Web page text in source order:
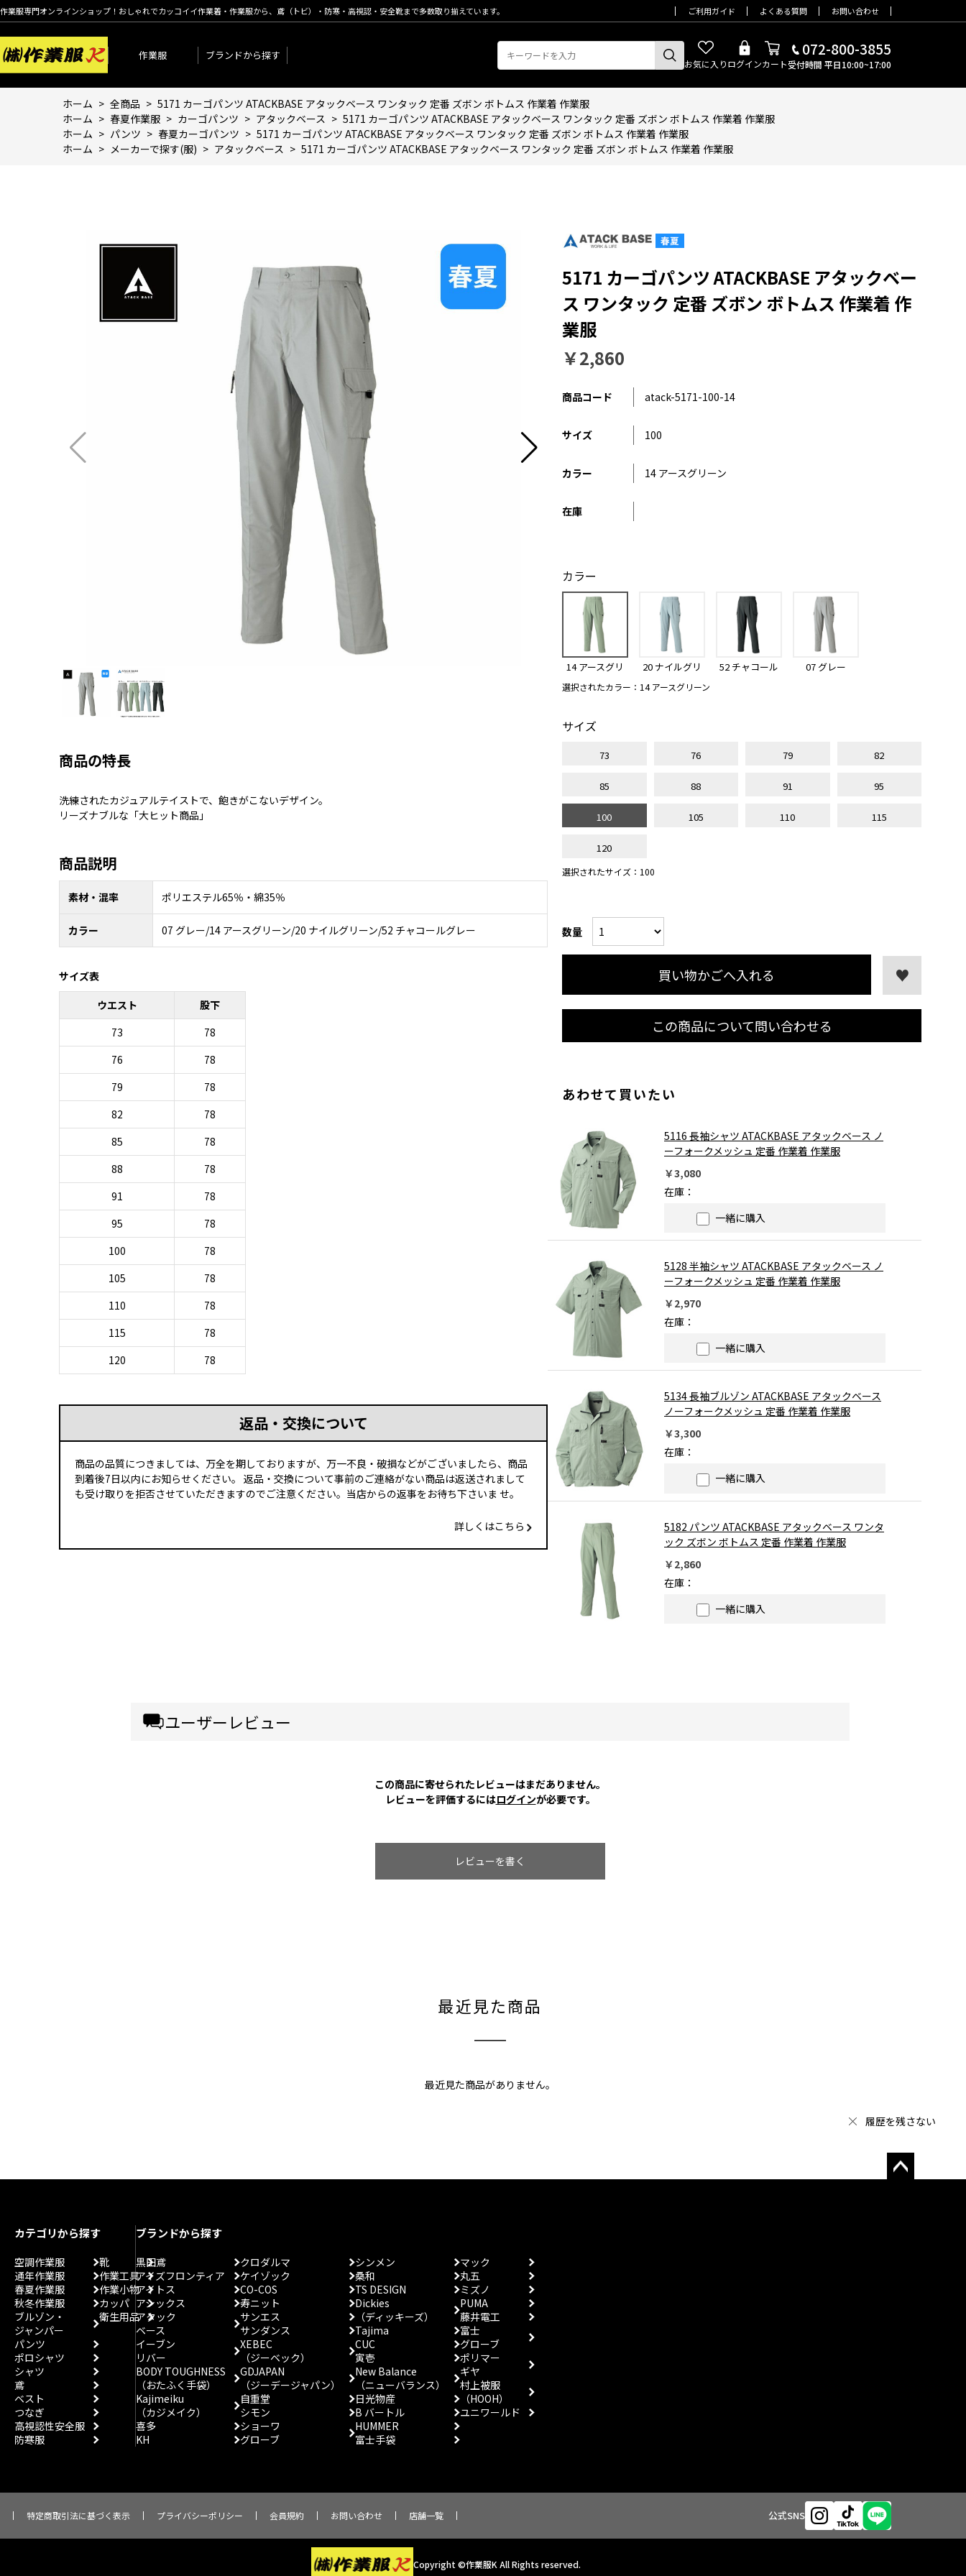
作業服専門オンラインショップ！おしゃれでカッコイイ作業着・作業服から、鳶（トビ）・防寒・高視認・安全靴まで多数取り揃えています。 ご利用ガイド よくある質問 お問い合わせ
作業服 ブランドから探す
お気に入りログインカート
072-800-3855
受付時間 平日10:00~17:00
ホーム > 全商品 > 5171 カーゴパンツ ATACKBASE アタックベース ワンタック 定番 ズボン ボトムス 作業着 作業服
ホーム > 春夏作業服 > カーゴパンツ > アタックベース > 5171 カーゴパンツ ATACKBASE アタックベース ワンタック 定番 ズボン ボトムス 作業着 作業服
ホーム > パンツ > 春夏カーゴパンツ > 5171 カーゴパンツ ATACKBASE アタックベース ワンタック 定番 ズボン ボトムス 作業着 作業服
ホーム > メーカーで探す(服) > アタックベース > 5171 カーゴパンツ ATACKBASE アタックベース ワンタック 定番 ズボン ボトムス 作業着 作業服
商品の特長
洗練されたカジュアルテイストで、飽きがこないデザイン。
リーズナブルな「大ヒット商品」
商品説明
素材・混率 ポリエステル65％・綿35％
カラー 07 グレー/14 アースグリーン/20 ナイルグリーン/52 チャコールグレー
サイズ表
ウエスト
股下
73
78
76
78
79
78
82
78
85
78
88
78
91
78
95
78
100
78
105
78
110
78
115
78
120
78
返品・交換について
商品の品質につきましては、万全を期しておりますが、万一不良・破損などがございましたら、商品
到着後7日以内にお知らせください。 返品・交換について事前のご連絡がない商品は返送されまして
も受け取りを拒否させていただきますのでご注意ください。当店からの返事をお待ち下さいま せ。
詳しくはこちら
5171 カーゴパンツ ATACKBASE アタックベー
ス ワンタック 定番 ズボン ボトムス 作業着 作
業服
￥2,860
商品コード atack-5171-100-14
サイズ 100
カラー 14 アースグリーン
在庫
カラー
14 アースグリ
ーン
20 ナイルグリ
ーン
52 チャコール
07 グレー
選択されたカラー：14 アースグリーン
サイズ
73 76 79 82
85 88 91 95
100 105 110 115
120
選択されたサイズ：100
数量
買い物かごへ入れる
あわせて買いたい
5116 長袖シャツ ATACKBASE アタックベース ノ
ーフォークメッシュ 定番 作業着 作業服
￥3,080
在庫：
一緒に購入
5128 半袖シャツ ATACKBASE アタックベース ノ
ーフォークメッシュ 定番 作業着 作業服
￥2,970
在庫：
一緒に購入
5134 長袖ブルゾン ATACKBASE アタックベース
ノーフォークメッシュ 定番 作業着 作業服
￥3,300
在庫：
一緒に購入
5182 パンツ ATACKBASE アタックベース ワンタ
ック ズボン ボトムス 定番 作業着 作業服
￥2,860
在庫：
一緒に購入
この商品について問い合わせる
ユーザーレビュー
この商品に寄せられたレビューはまだありません。
レビューを評価するにはログインが必要です。
レビューを書く
最近見た商品
最近見た商品がありません。
履歴を残さない
カテゴリから探す
空調作業服
通年作業服
春夏作業服
秋冬作業服
ブルゾン・
ジャンパー
パンツ
ポロシャツ
シャツ
鳶
ベスト
つなぎ
高視認性安全服
防寒服
靴
作業工具
作業小物
カッパ
衛生用品
ブランドから探す
黒田鳶
アイズフロンティア
アイトス
アシックス
アタック
ベース
イーブン
リバー
BODY TOUGHNESS
（おたふく手袋）
Kajimeiku
（カジメイク）
喜多
KH
クロダルマ
ケイゾック
CO-COS
寿ニット
サンエス
サンダンス
XEBEC
（ジーベック）
GDJAPAN
（ジーデージャパン）
自重堂
シモン
ショーワ
グローブ
シンメン
桑和
TS DESIGN
Dickies
（ディッキーズ）
Tajima
CUC
寅壱
New Balance
（ニューバランス）
日光物産
B バートル
HUMMER
富士手袋
マック
丸五
ミズノ
PUMA
藤井電工
富士
グローブ
ポリマー
ギヤ
村上被服
（HOOH）
ユニワールド
特定商取引法に基づく表示 プライバシーポリシー 会員規約 お問い合わせ 店舗一覧 公式SNS
Copyright ©作業服K All Rights reserved.